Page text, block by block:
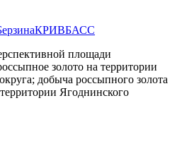
КРИВБАСС
площади
золото на территории
добыча россыпного золота
Ягоднинского